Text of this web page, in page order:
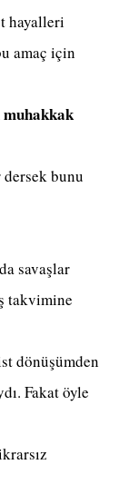
hayalleri
amaç için
bunu
savaşlar
takvimine
dönüşümden
Fakat öyle